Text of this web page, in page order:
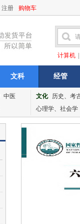
注册 购物车
计算机
文科 经管
中医
文化 历史、考
心理学、社会学